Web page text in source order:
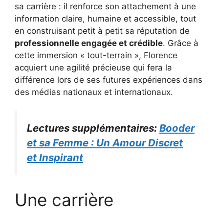
sa carrière : il renforce son attachement à une
information claire, humaine et accessible, tout
en construisant petit à petit sa réputation de
professionnelle engagée et crédible. Grâce à
cette immersion « tout-terrain », Florence
acquiert une agilité précieuse qui fera la
différence lors de ses futures expériences dans
des médias nationaux et internationaux.
Lectures supplémentaires: Booder
et sa Femme : Un Amour Discret
et Inspirant
Une carrière